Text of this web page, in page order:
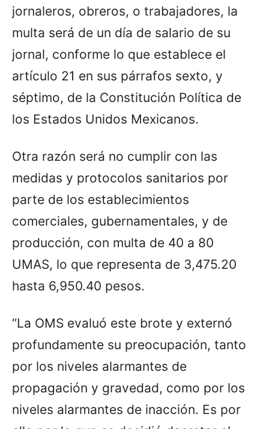
jornaleros, obreros, o trabajadores, la
multa será de un día de salario de su
jornal, conforme lo que establece el
artículo 21 en sus párrafos sexto, y
séptimo, de la Constitución Política de
los Estados Unidos Mexicanos.
Otra razón será no cumplir con las
medidas y protocolos sanitarios por
parte de los establecimientos
comerciales, gubernamentales, y de
producción, con multa de 40 a 80
UMAS, lo que representa de 3,475.20
hasta 6,950.40 pesos.
“La OMS evaluó este brote y externó
profundamente su preocupación, tanto
por los niveles alarmantes de
propagación y gravedad, como por los
niveles alarmantes de inacción. Es por